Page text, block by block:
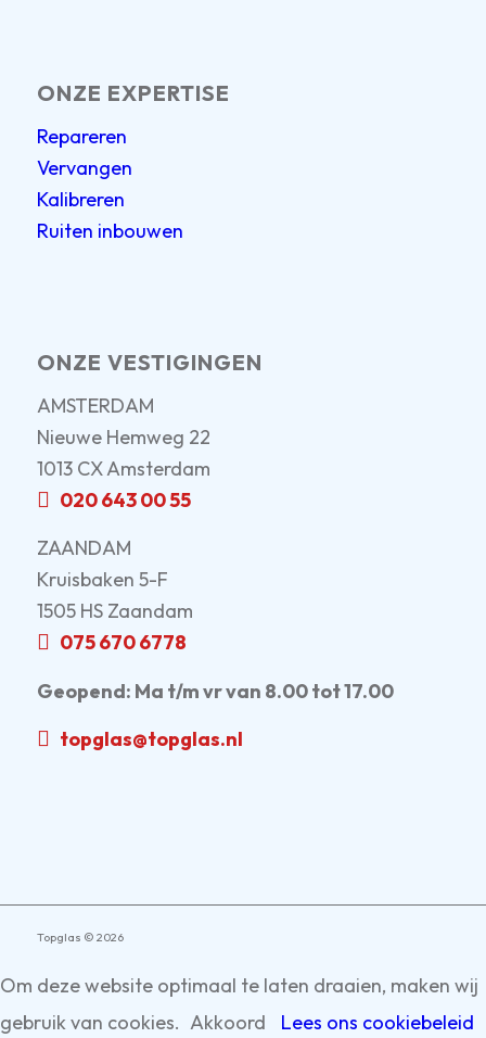
ONZE EXPERTISE
Repareren
Vervangen
Kalibreren
Ruiten inbouwen
ONZE VESTIGINGEN
AMSTERDAM
Nieuwe Hemweg 22
1013 CX Amsterdam
020 643 00 55
ZAANDAM
Kruisbaken 5-F
1505 HS Zaandam
075 670 6778
Geopend: Ma t/m vr van 8.00 tot 17.00
topglas@topglas.nl
Topglas © 2026
Om deze website optimaal te laten draaien, maken wij
gebruik van cookies. Akkoord Lees ons cookiebeleid